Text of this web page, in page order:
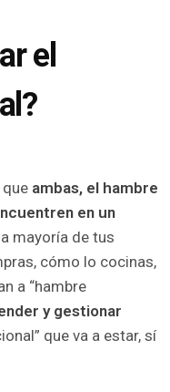
el
ambas, el hambre
en un
mayoría de tus
cómo lo cocinas,
a “hambre
y gestionar
que va a estar, sí